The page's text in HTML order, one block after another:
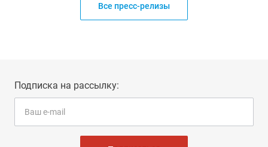
Все пресс-релизы
Подписка на рассылку: